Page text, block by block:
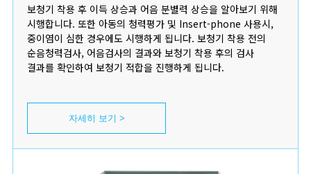
보청기 착용 후 이득 상승과 어음 분별력 상승을 알아보기 위해
시행합니다. 또한 아동의 청력평가 및 Insert-phone 사용시,
중이염이 심한 경우에도 시행하게 됩니다. 보청기 착용 전의
순음청력검사, 어음검사의 결과와 보청기 착용 후의 검사
결과를 확인하여 보청기 적합을 진행하게 됩니다.
자세히 보기 >